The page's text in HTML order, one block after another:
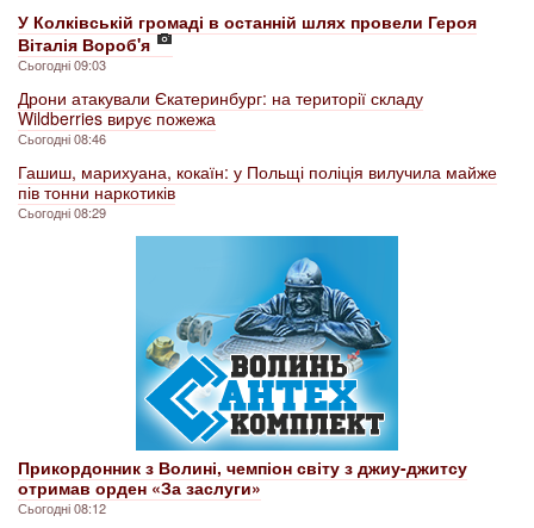
У Колківській громаді в останній шлях провели Героя
Віталія Вороб'я
Сьогодні 09:03
Дрони атакували Єкатеринбург: на території складу
Wildberries вирує пожежа
Сьогодні 08:46
Гашиш, марихуана, кокаїн: у Польщі поліція вилучила майже
пів тонни наркотиків
Сьогодні 08:29
Прикордонник з Волині, чемпіон світу з джиу-джитсу
отримав орден «За заслуги»
Сьогодні 08:12